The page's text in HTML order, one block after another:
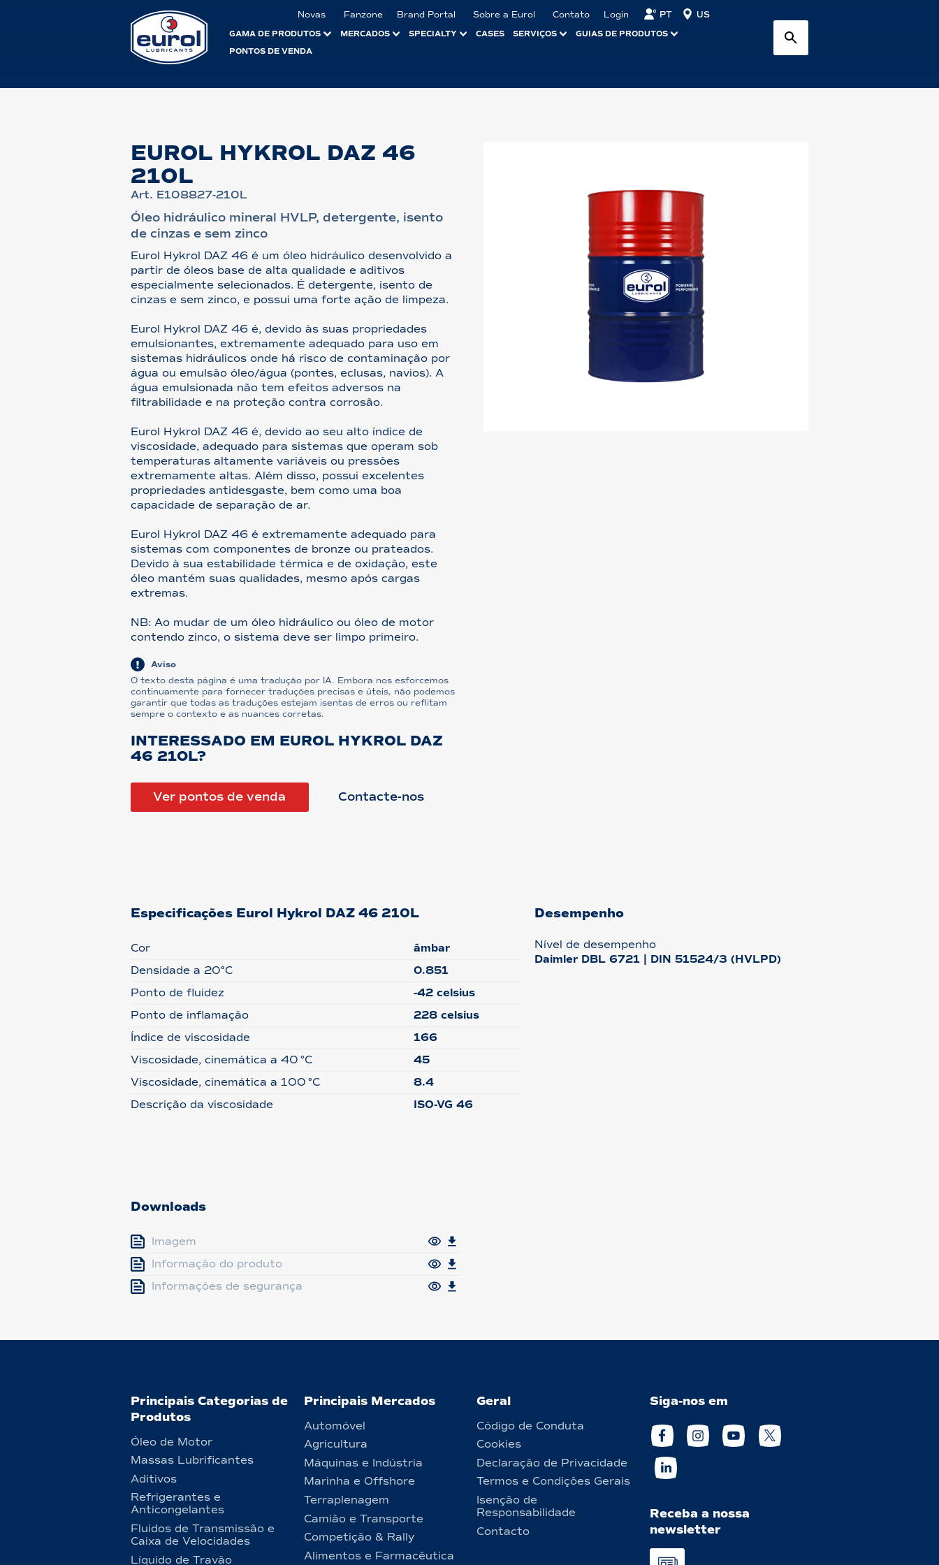
Novas Fanzone Brand Portal Sobre a Eurol Contato Login PT US
GAMA DE PRODUTOS MERCADOS SPECIALTY CASES SERVIÇOS
GUIAS DE PRODUTOS
PONTOS DE VENDA
EUROL HYKROL DAZ 46
210L
Art. E108827-210L
Óleo hidráulico mineral HVLP, detergente, isento
de cinzas e sem zinco
Eurol Hykrol DAZ 46 é um óleo hidráulico desenvolvido a
partir de óleos base de alta qualidade e aditivos
especialmente selecionados. É detergente, isento de
cinzas e sem zinco, e possui uma forte ação de limpeza.
Eurol Hykrol DAZ 46 é, devido às suas propriedades
emulsionantes, extremamente adequado para uso em
sistemas hidráulicos onde há risco de contaminação por
água ou emulsão óleo/água (pontes, eclusas, navios). A
água emulsionada não tem efeitos adversos na
filtrabilidade e na proteção contra corrosão.
Eurol Hykrol DAZ 46 é, devido ao seu alto índice de
viscosidade, adequado para sistemas que operam sob
temperaturas altamente variáveis ou pressões
extremamente altas. Além disso, possui excelentes
propriedades antidesgaste, bem como uma boa
capacidade de separação de ar.
Eurol Hykrol DAZ 46 é extremamente adequado para
sistemas com componentes de bronze ou prateados.
Devido à sua estabilidade térmica e de oxidação, este
óleo mantém suas qualidades, mesmo após cargas
extremas.
NB: Ao mudar de um óleo hidráulico ou óleo de motor
contendo zinco, o sistema deve ser limpo primeiro.
Aviso
O texto desta página é uma tradução por IA. Embora nos esforcemos
continuamente para fornecer traduções precisas e úteis, não podemos
garantir que todas as traduções estejam isentas de erros ou reflitam
sempre o contexto e as nuances corretas.
INTERESSADO EM EUROL HYKROL DAZ
46 210L?
Ver pontos de venda Contacte-nos
Especificações Eurol Hykrol DAZ 46 210L
Cor
âmbar
Densidade a 20°C
0.851
Ponto de fluidez
-42 celsius
Ponto de inflamação
228 celsius
Índice de viscosidade
166
Viscosidade, cinemática a 40 °C
45
Viscosidade, cinemática a 100 °C
8.4
Descrição da viscosidade
ISO-VG 46
Desempenho
Nível de desempenho
Daimler DBL 6721 | DIN 51524/3 (HVLPD)
Downloads
Imagem
Informação do produto
Informações de segurança
Principais Categorias de
Produtos
Óleo de Motor
Massas Lubrificantes
Aditivos
Refrigerantes e
Anticongelantes
Fluidos de Transmissão e
Caixa de Velocidades
Líquido de Travão
Principais Mercados
Automóvel
Agricultura
Máquinas e Indústria
Marinha e Offshore
Terraplenagem
Camião e Transporte
Competição & Rally
Alimentos e Farmacêutica
Geral
Código de Conduta
Cookies
Declaração de Privacidade
Termos e Condições Gerais
Isenção de
Responsabilidade
Contacto
Siga-nos em
Receba a nossa
newsletter